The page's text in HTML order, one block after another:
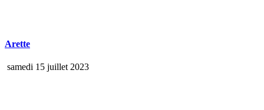
Arette
samedi 15 juillet 2023